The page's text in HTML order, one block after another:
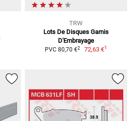
TRW
Lots De Disques Garnis
D'Embrayage
PVC 80,70 €2 72,63 €1